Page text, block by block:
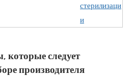
стерилизаци
и
следует
производителя